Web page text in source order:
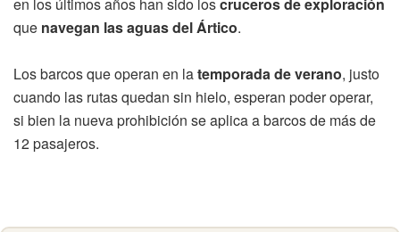
que navegan las aguas del Ártico.
Los barcos que operan en latemporada de verano, justo
cuando las rutas quedan sin hielo, esperan poder operar,
si bien la nueva prohibición se aplica a barcos de más de
12 pasajeros.